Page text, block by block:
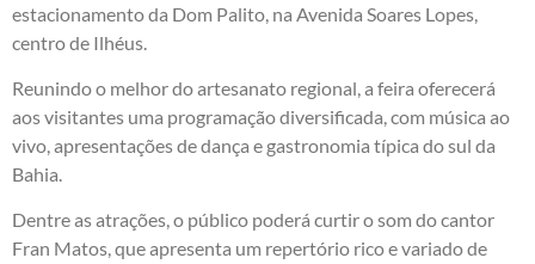
estacionamento da Dom Palito, na Avenida Soares Lopes,
centro de Ilhéus.
Reunindo o melhor do artesanato regional, a feira oferecerá
aos visitantes uma programação diversificada, com música ao
vivo, apresentações de dança e gastronomia típica do sul da
Bahia.
Dentre as atrações, o público poderá curtir o som do cantor
Fran Matos, que apresenta um repertório rico e variado de